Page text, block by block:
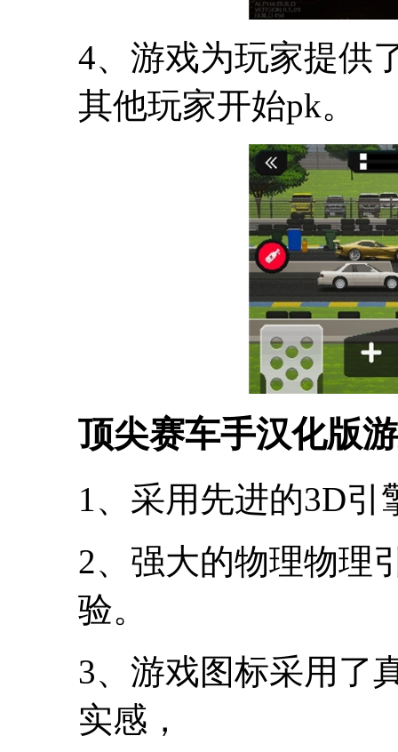
4、游戏为玩家提供
其他玩家开始pk。
顶尖赛车手汉化版
1、采用先进的3D
2、强大的物理物理
验。
3、游戏图标采用了
实感，